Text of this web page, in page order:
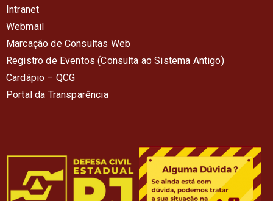
Intranet
Webmail
Marcação de Consultas Web
Registro de Eventos (Consulta ao Sistema Antigo)
Cardápio – QCG
Portal da Transparência